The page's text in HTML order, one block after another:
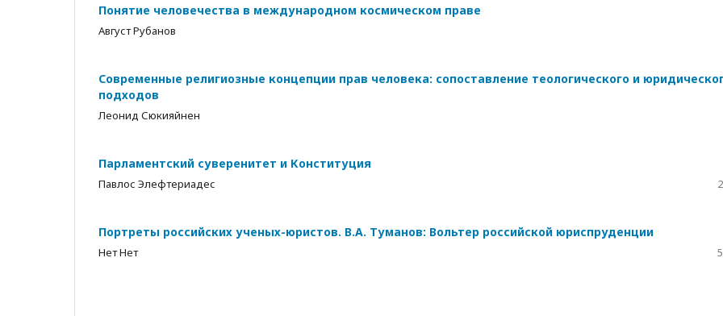
Понятие человечества в международном космическом праве
Август Рубанов
Современные религиозные концепции прав человека: сопоставление теологического и
подходов
Леонид Сюкияйнен
Парламентский суверенитет и Конституция
Павлос Элефтериадес
Портреты российских ученых-юристов. В.А. Туманов: Вольтер российской юриспруденции
Нет Нет